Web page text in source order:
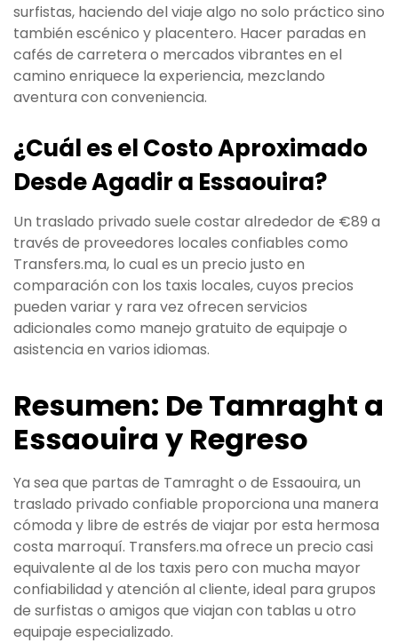
surfistas, haciendo del viaje algo no solo práctico sino
también escénico y placentero. Hacer paradas en
cafés de carretera o mercados vibrantes en el
camino enriquece la experiencia, mezclando
aventura con conveniencia.
¿Cuál es el Costo Aproximado
Desde Agadir a Essaouira?
Un traslado privado suele costar alrededor de €89 a
través de proveedores locales confiables como
Transfers.ma, lo cual es un precio justo en
comparación con los taxis locales, cuyos precios
pueden variar y rara vez ofrecen servicios
adicionales como manejo gratuito de equipaje o
asistencia en varios idiomas.
Resumen: De Tamraght a
Essaouira y Regreso
Ya sea que partas de Tamraght o de Essaouira, un
traslado privado confiable proporciona una manera
cómoda y libre de estrés de viajar por esta hermosa
costa marroquí. Transfers.ma ofrece un precio casi
equivalente al de los taxis pero con mucha mayor
confiabilidad y atención al cliente, ideal para grupos
de surfistas o amigos que viajan con tablas u otro
equipaje especializado.